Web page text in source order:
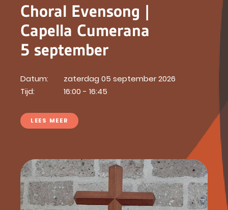
Choral Evensong |
Capella Cumerana
5 september
Datum:
Tijd:
zaterdag 05 september 2026
16:00 - 16:45
LEES MEER